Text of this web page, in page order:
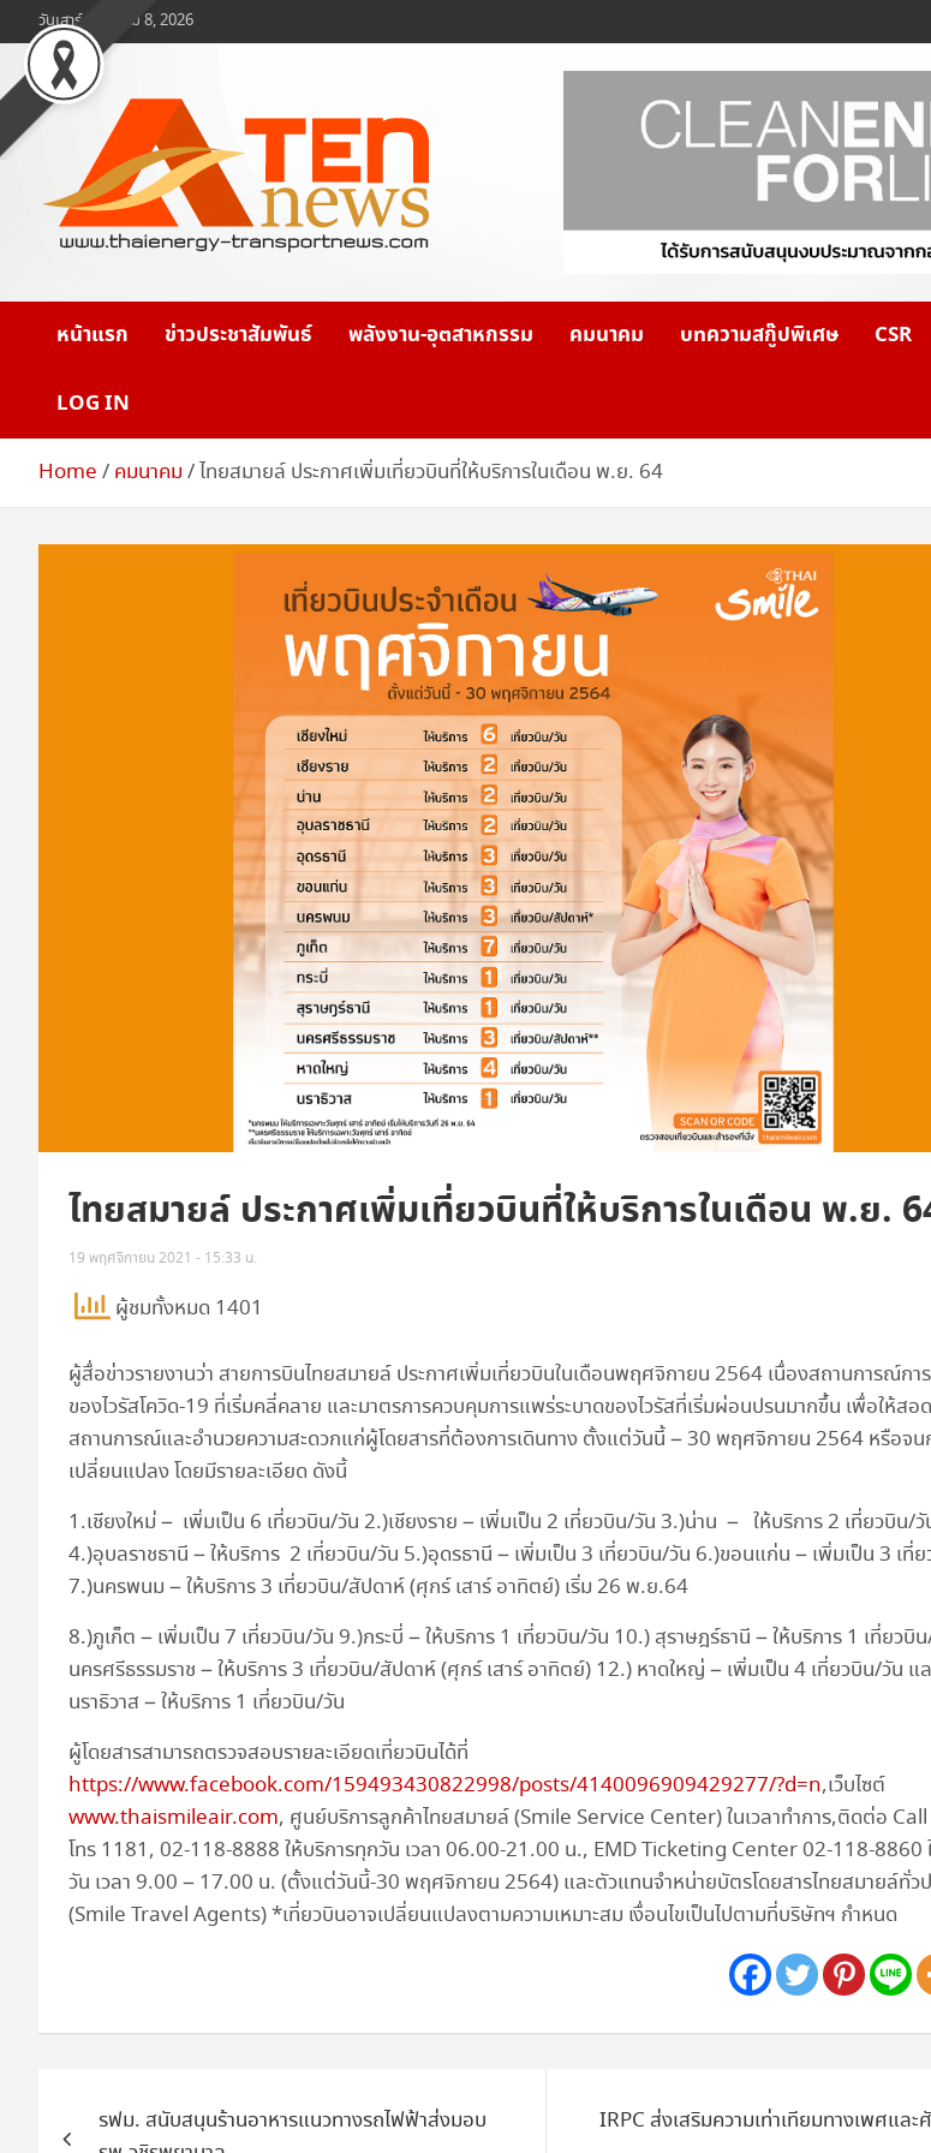
to
content
วันเสาร์, สิงหาคม 8, 2026
www.ten-news.com
หน้าแรก ข่าวประชาสัมพันธ์ พลังงาน-อุตสาหกรรม คมนาคม บทความสกู๊ปพิเศษ CSR
LOG IN
Home คมนาคม ไทยสมายล์ ประกาศเพิ่มเที่ยวบินที่ให้บริการในเดือน พ.ย. 64
ไทยสมายล์ ประกาศเพิ่มเที่ยวบินที่ให้บริการในเดือน พ.ย.
19 พฤศจิกายน 2021 - 15:33 น.
ผู้ชมทั้งหมด 1401
ผู้สื่อข่าวรายงานว่า สายการบินไทยสมายล์ ประกาศเพิ่มเที่ยวบินในเดือนพฤศจิกายน 2564 เนื่องสถานการณ์กา
ของไวรัสโควิด-19 ที่เริ่มคลี่คลาย และมาตรการควบคุมการแพร่ระบาดของไวรัสที่เริ่มผ่อนปรนมากขึ้น เพื่อให้ส
สถานการณ์และอำนวยความสะดวกแก่ผู้โดยสารที่ต้องการเดินทาง ตั้งแต่วันนี้ – 30 พฤศจิกายน 2564 หรือจน
เปลี่ยนแปลง โดยมีรายละเอียด ดังนี้
1.เชียงใหม่ – เพิ่มเป็น 6 เที่ยวบิน/วัน 2.)เชียงราย – เพิ่มเป็น 2 เที่ยวบิน/วัน 3.)น่าน – ให้บริการ 2 เที่ยวบิน/วั
4.)อุบลราชธานี – ให้บริการ 2 เที่ยวบิน/วัน 5.)อุดรธานี – เพิ่มเป็น 3 เที่ยวบิน/วัน 6.)ขอนแก่น – เพิ่มเป็น 3 เที่
7.)นครพนม – ให้บริการ 3 เที่ยวบิน/สัปดาห์ (ศุกร์ เสาร์ อาทิตย์) เริ่ม 26 พ.ย.64
8.)ภูเก็ต – เพิ่มเป็น 7 เที่ยวบิน/วัน 9.)กระบี่ – ให้บริการ 1 เที่ยวบิน/วัน 10.) สุราษฎร์ธานี – ให้บริการ 1 เที่ยวบิ
นครศรีธรรมราช – ให้บริการ 3 เที่ยวบิน/สัปดาห์ (ศุกร์ เสาร์ อาทิตย์) 12.) หาดใหญ่ – เพิ่มเป็น 4 เที่ยวบิน/วัน แ
นราธิวาส – ให้บริการ 1 เที่ยวบิน/วัน
ผู้โดยสารสามารถตรวจสอบรายละเอียดเที่ยวบินได้ที่
https://www.facebook.com/159493430822998/posts/4140096909429277/?d=n,เว็บไซต์
www.thaismileair.com, ศูนย์บริการลูกค้าไทยสมายล์ (Smile Service Center) ในเวลาทำการ,ติดต่อ
โทร 1181, 02-118-8888 ให้บริการทุกวัน เวลา 06.00-21.00 น., EMD Ticketing Center 02-118-8860
วัน เวลา 9.00 – 17.00 น. (ตั้งแต่วันนี้-30 พฤศจิกายน 2564) และตัวแทนจำหน่ายบัตรโดยสารไทยสมายล์ทั่วป
(Smile Travel Agents) *เที่ยวบินอาจเปลี่ยนแปลงตามความเหมาะสม เงื่อนไขเป็นไปตามที่บริษัทฯ กำหนด
เรื่องรฟม. สนับสนุนร้านอาหารแนวทางรถไฟฟ้าส่งมอบ
IRPC ส่งเสริมความเท่าเทียมทางเพศแล